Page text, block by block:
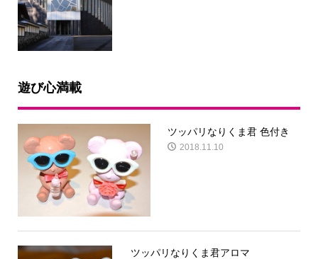
遊び心満載
ツッパリなりくま君 色付き
2018.11.10
ツッパリなりくま君アロマ